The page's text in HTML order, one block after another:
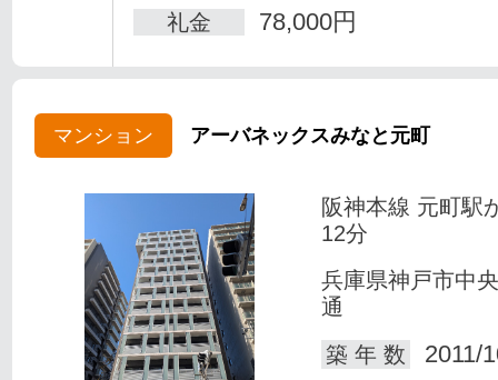
礼金 78,000円
マンション アーバネックスみなと元町
阪神本線 元町駅
12分
兵庫県神戸市中
通
築 年 数
2011/